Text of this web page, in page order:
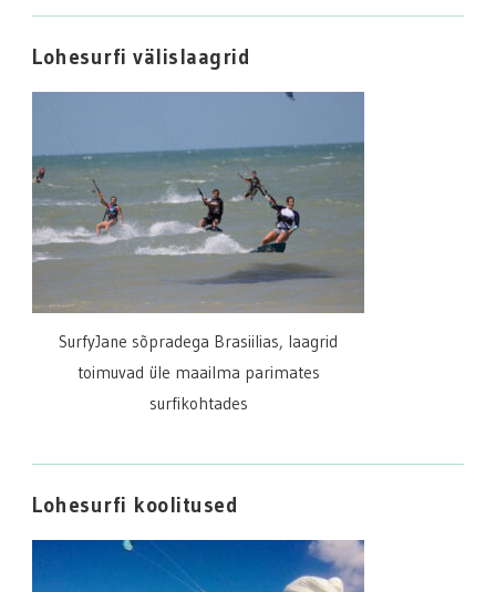
Lohesurfi välislaagrid
SurfyJane sõpradega Brasiilias, laagrid
toimuvad üle maailma parimates
surfikohtades
Lohesurfi koolitused